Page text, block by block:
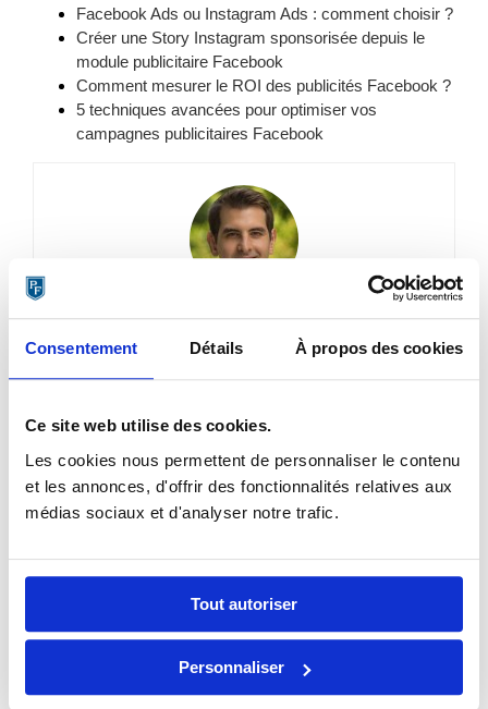
Consentement Détails À propos des cookies
Ce site web utilise des cookies.
Les cookies nous permettent de personnaliser le contenu
et les annonces, d'offrir des fonctionnalités relatives aux
médias sociaux et d'analyser notre trafic.
Tout autoriser
Personnaliser
Facebook Ads ou Instagram Ads : comment choisir ?
Créer une Story Instagram sponsorisée depuis le
module publicitaire Facebook
Comment mesurer le ROI des publicités Facebook ?
5 techniques avancées pour optimiser vos
campagnes publicitaires Facebook
Clément Pellerin
thématique des Réseaux Sociaux et du Community
Management.
Plus d’informations surma présentation.